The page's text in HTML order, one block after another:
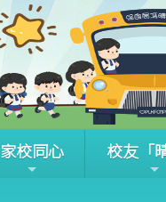
家校同心 校友「